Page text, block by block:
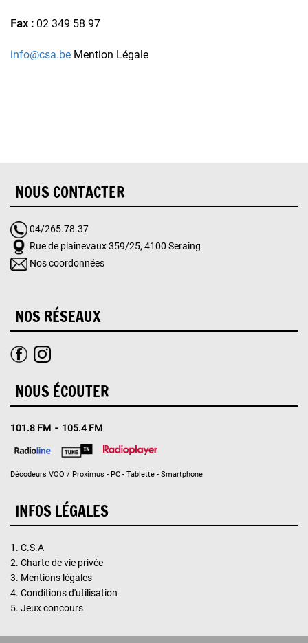
Fax : 02 349 58 97
info@csa.be Mention Légale
NOUS CONTACTER
04/265.78.37
Rue de plainevaux 359/25, 4100 Seraing
Nos coordonnées
NOS RÉSEAUX
NOUS ÉCOUTER
101.8 FM - 105.4 FM
Décodeurs VOO / Proximus - PC - Tablette - Smartphone
INFOS LÉGALES
1. C.S.A
2. Charte de vie privée
3. Mentions légales
4. Conditions d'utilisation
5. Jeux concours